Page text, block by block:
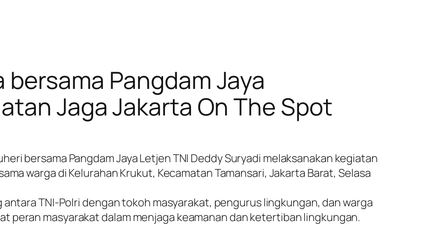
Pangdam Jaya
Jaga Jakarta On The Spot
bersama Pangdam Jaya Letjen TNI Deddy Suryadi melaksanakan kegiatan
warga di Kelurahan Krukut, Kecamatan Tamansari, Jakarta Barat, Selasa
TNI-Polri dengan tokoh masyarakat, pengurus lingkungan, dan warga
peran masyarakat dalam menjaga keamanan dan ketertiban lingkungan.